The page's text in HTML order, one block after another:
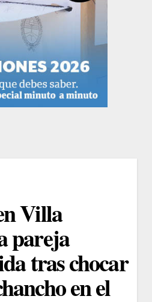
Villa
pareja
tras chocar
en el